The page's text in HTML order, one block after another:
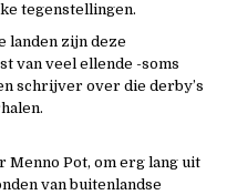
tegenstellingen.
landen zijn deze
van veel ellende -soms
schrijver over die derby’s
Menno Pot, om erg lang uit
van buitenlandse